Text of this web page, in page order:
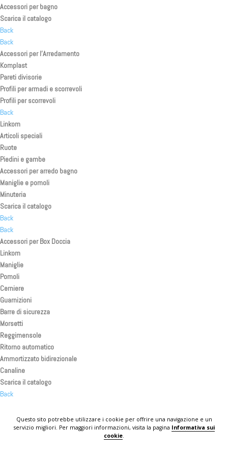
Questo sito potrebbe utilizzare i cookie per offrire una navigazione e un
servizio migliori. Per maggiori informazioni, visita la pagina Informativa sui
cookie.
Accessori per bagno
Scarica il catalogo
Back
Back
Accessori per l’Arredamento
Komplast
Pareti divisorie
Profili per armadi e scorrevoli
Profili per scorrevoli
Back
Linkom
Articoli speciali
Ruote
Piedini e gambe
Accessori per arredo bagno
Maniglie e pomoli
Minuteria
Scarica il catalogo
Back
Back
Accessori per Box Doccia
Linkom
Maniglie
Pomoli
Cerniere
Guarnizioni
Barre di sicurezza
Morsetti
Reggimensole
Ritorno automatico
Ammortizzato bidirezionale
Canaline
Scarica il catalogo
Back
KOMPLAST IN THE WORLD